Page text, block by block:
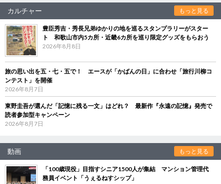
カルチャー もっと見る
豊臣秀吉・秀長兄弟ゆかりの地を巡るスタンプラリーがスター
ト 和歌山市内5カ所・近畿6カ所を巡り限定グッズをもらおう
2026年8月8日
旅の思い出を五・七・五で！ エースが「かばんの日」に合わせ「旅行川柳コ
ンテスト」を開催
2026年8月7日
東野圭吾が選んだ「記憶に残る一文」はどれ？ 最新作『永遠の記憶』発売で
読者参加型キャンペーン
2026年8月7日
動画 もっと見る
「100歳現役」目指すシニア1500人が集結 マンション管理代
務員イベント「うぇるねすシップ」